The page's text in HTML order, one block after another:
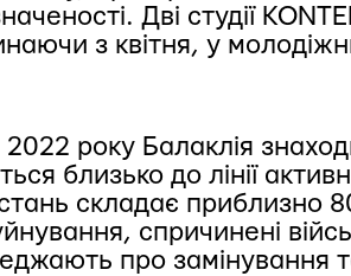
Дві студії
з квітня, у
року Балаклія
близько до лінії
складає приблизно
спричинені
про замінування